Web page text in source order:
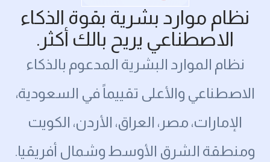
نظام موارد بشرية بقوة الذكاء
الاصطناعي يريح بالك أكثر.
نظام الموارد البشرية المدعوم بالذكاء
الاصطناعي والأعلى تقييماً في السعودية،
الإمارات، مصر، العراق، الأردن، الكويت
ومنطقة الشرق الأوسط وشمال أفريقيا.